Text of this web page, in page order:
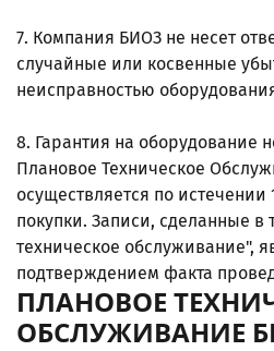
7. Компания БИОЗ не несет
случайные или косвенные
неисправностью
8. Гарантия на оборудование
Плановое Техническое
осуществляется по
покупки. Записи, сделанные в
техническое обслуживание",
подтверждением факта
ПЛАНОВОЕ
ОБСЛУЖИВАНИЕ